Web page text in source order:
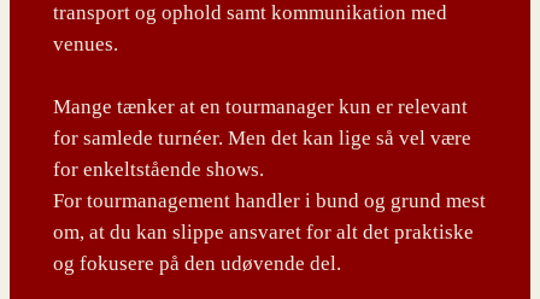
transport og ophold samt kommunikation med
venues.
Mange tænker at en tourmanager kun er relevant
for samlede turnéer. Men det kan lige så vel være
for enkeltstående shows.
For tourmanagement handler i bund og grund mest
om, at du kan slippe ansvaret for alt det praktiske
og fokusere på den udøvende del.